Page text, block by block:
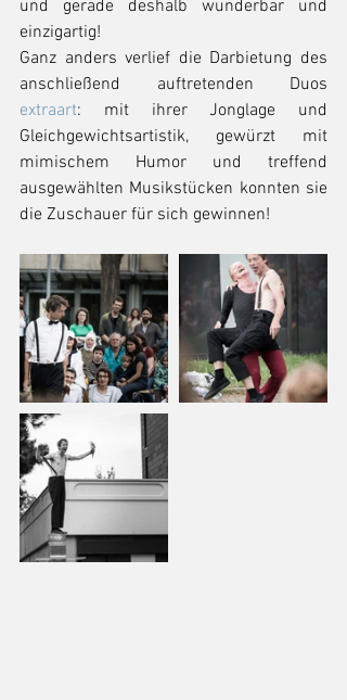
und gerade deshalb wunderbar und
einzigartig!
Ganz anders verlief die Darbietung des
extraart: mit ihrer Jonglage und
Gleichgewichtsartistik, gewürzt mit
mimischem Humor und treffend
ausgewählten Musikstücken konnten sie
die Zuschauer für sich gewinnen!